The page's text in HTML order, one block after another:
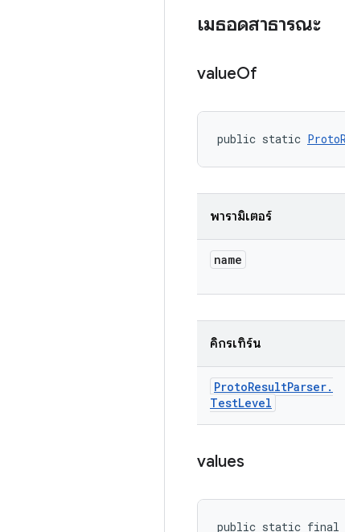
เมธอดสาธารณะ
valueOf
public static
พารามิเตอร์
name
คิกรีเทิร์น
ProtoResultParser.
TestLevel
values
public static final